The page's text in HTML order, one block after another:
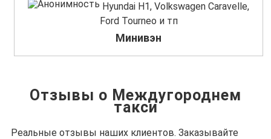
Hyundai H1, Volkswagen Caravelle,
Ford Tourneo и тп
Минивэн
Отзывы о Междугороднем
такси
Реальные отзывы наших клиентов. Заказывайте